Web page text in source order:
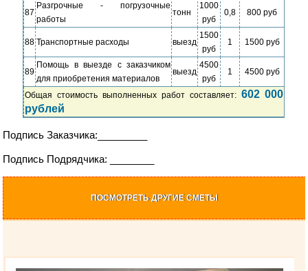
87
Разгрочные - погрузочные
работы
тонн
1000
руб
0,8 800 руб
88 Транспортные расходы выезд
1500
руб
1 1500 руб
89
Помощь в выезде с заказчиком
для приобретения материалов
выезд
4500
руб
1 4500 руб
Общая стоимость выполненных работ составляет: 602 000
рублей
Подпись Заказчика:_________
Подпись Подрядчика: ________
ПОСМОТРЕТЬ ДРУГИЕ СМЕТЫ